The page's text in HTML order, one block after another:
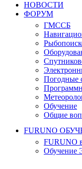
НОВОСТИ
ФОРУМ
ГМССБ
Погодные
Обучение
Общие
FURUNO
FURUNO